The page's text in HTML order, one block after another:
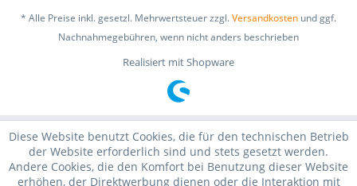
* Alle Preise inkl. gesetzl. Mehrwertsteuer zzgl.Versandkosten und ggf.
Nachnahmegebühren, wenn nicht anders beschrieben
Realisiert mit Shopware
Diese Website benutzt Cookies, die für den technischen Betrieb
der Website erforderlich sind und stets gesetzt werden.
Andere Cookies, die den Komfort bei Benutzung dieser Website
erhöhen, der Direktwerbung dienen oder die Interaktion mit